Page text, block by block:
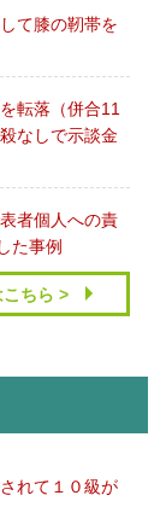
て膝の靭帯を
転落（併合11
なしで示談金
者個人への責
た事例
ちら >
れて１０級が